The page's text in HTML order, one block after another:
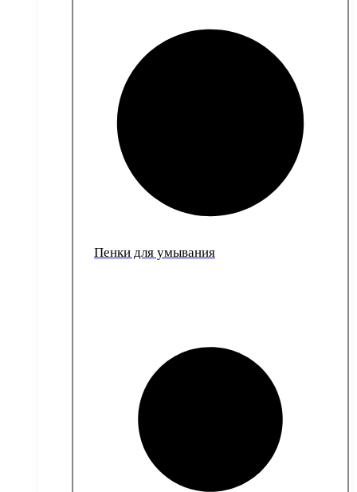
Пенки для умывания